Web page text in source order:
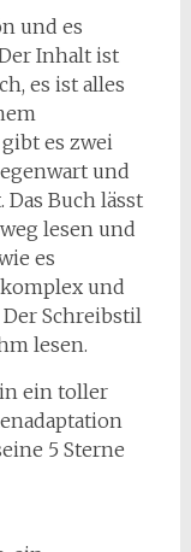
und es
Inhalt ist
es ist alles
es zwei
und
Buch lässt
lesen und
es
und
Schreibstil
lesen.
ein toller
5 Sterne